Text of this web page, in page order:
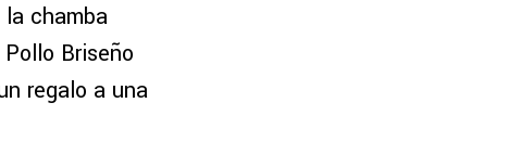
chamba
Briseño
regalo a una